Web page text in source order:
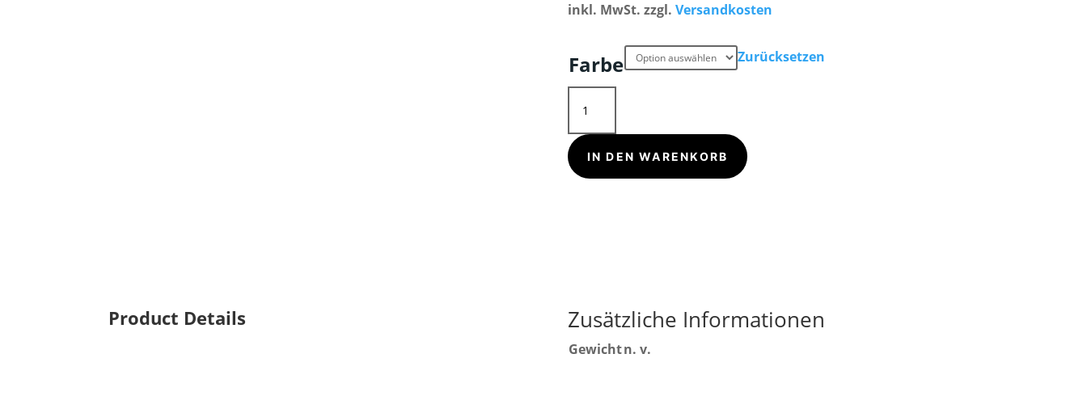
inkl. MwSt. zzgl. Versandkosten
Farbe Zurücksetzen
Gmünd
-
Retro
Badge
IN DEN WARENKORB
Product Details Zusätzliche Informationen
Gewichtn. v.